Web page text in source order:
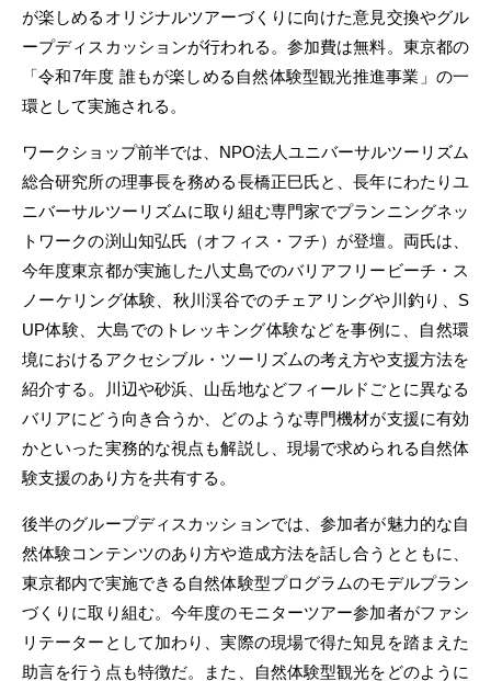
が楽しめるオリジナルツアーづくりに向けた意見交換やグル
ープディスカッションが行われる。参加費は無料。東京都の
「令和7年度 誰もが楽しめる自然体験型観光推進事業」の一
環として実施される。
ワークショップ前半では、NPO法人ユニバーサルツーリズム
総合研究所の理事長を務める長橋正巳氏と、長年にわたりユ
ニバーサルツーリズムに取り組む専門家でプランニングネッ
トワークの渕山知弘氏（オフィス・フチ）が登壇。両氏は、
今年度東京都が実施した八丈島でのバリアフリービーチ・ス
ノーケリング体験、秋川渓谷でのチェアリングや川釣り、S
UP体験、大島でのトレッキング体験などを事例に、自然環
境におけるアクセシブル・ツーリズムの考え方や支援方法を
紹介する。川辺や砂浜、山岳地などフィールドごとに異なる
バリアにどう向き合うか、どのような専門機材が支援に有効
かといった実務的な視点も解説し、現場で求められる自然体
験支援のあり方を共有する。
後半のグループディスカッションでは、参加者が魅力的な自
然体験コンテンツのあり方や造成方法を話し合うとともに、
東京都内で実施できる自然体験型プログラムのモデルプラン
づくりに取り組む。今年度のモニターツアー参加者がファシ
リテーターとして加わり、実際の現場で得た知見を踏まえた
助言を行う点も特徴だ。また、自然体験型観光をどのように